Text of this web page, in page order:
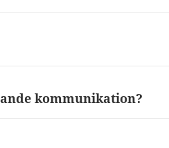
kommunikation?